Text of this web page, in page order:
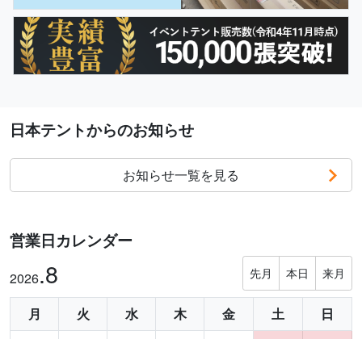
日本テントからのお知らせ
お知らせ一覧を見る
営業日カレンダー
2026.8 先月 本日 来月
月 火 水 木 金 土
日